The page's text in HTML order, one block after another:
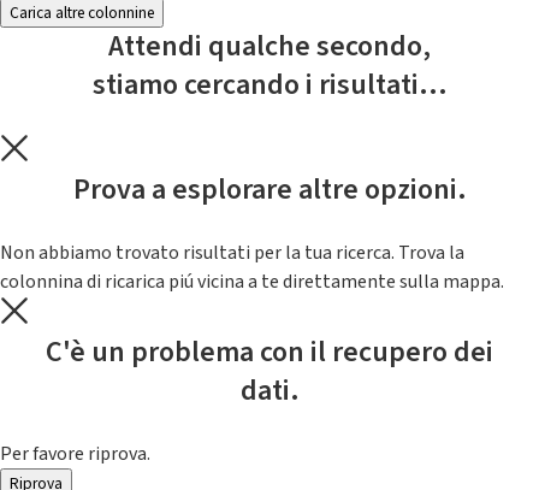
Carica altre colonnine
Attendi qualche secondo,
stiamo cercando i risultati...
Prova a esplorare altre opzioni.
Non abbiamo trovato risultati per la tua ricerca. Trova la
colonnina di ricarica piú vicina a te direttamente sulla mappa.
C'è un problema con il recupero dei
dati.
Per favore riprova.
Riprova